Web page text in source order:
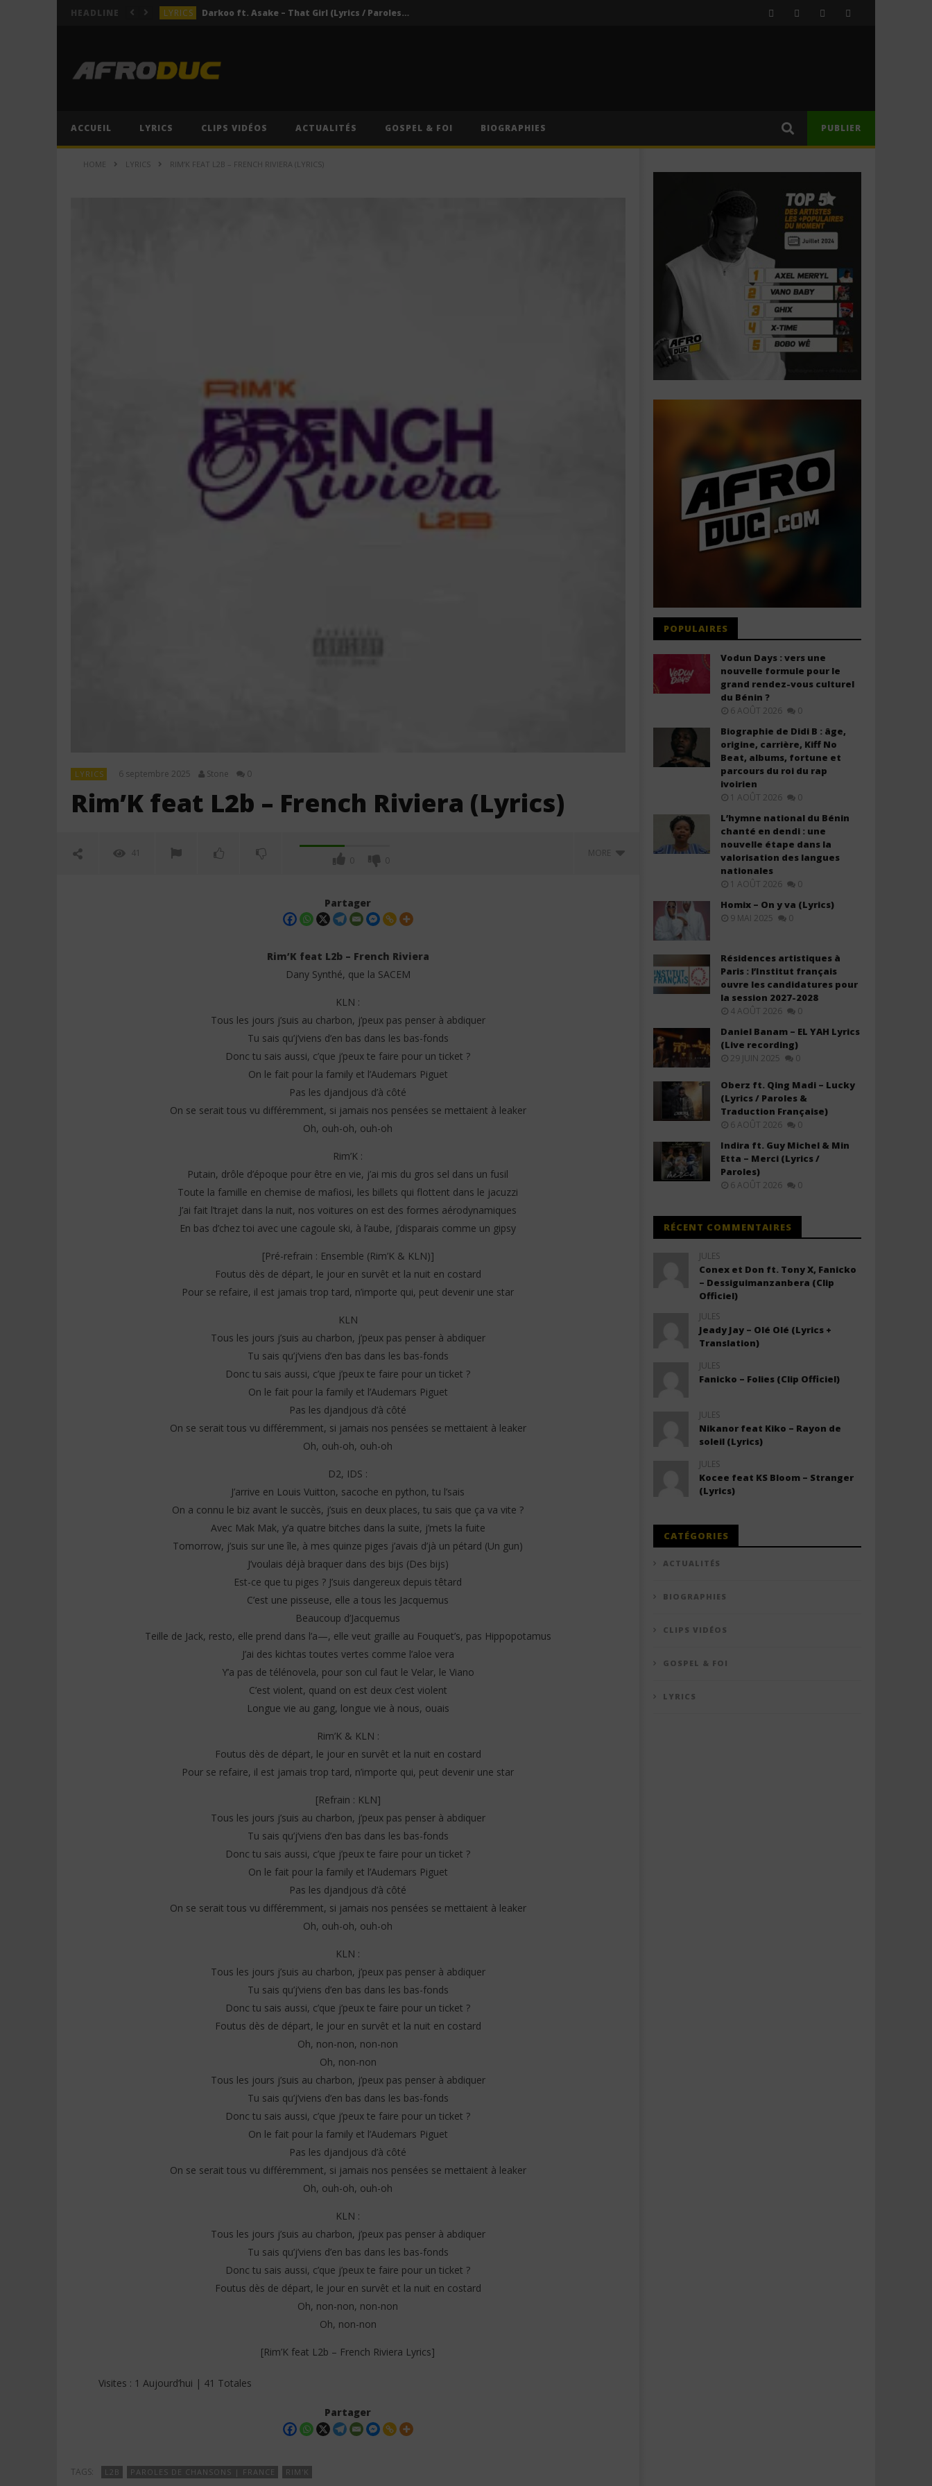
HEADLINE LYRICS Darkoo ft. Asake – That Girl (Lyrics / Paroles & Traduction Française)
ACTUALITÉS
LYRICS Darkoo ft. Asake – That Girl (Lyrics / Paroles & Traduction Française)
ACCUEIL LYRICS CLIPS VIDÉOS ACTUALITÉS GOSPEL & FOI BIOGRAPHIES PUBLIER
HOME LYRICS RIM’K FEAT L2B – FRENCH RIVIERA (LYRICS)
LYRICS 6 septembre 2025 Stone 0
Rim’K feat L2b – French Riviera (Lyrics)
41
0 0
MORE
Rim’K feat L2b – French Riviera
Jeady Jay – MAYAH (Lyrics /
Paroles)
6
septembre
2025
Stone
Davido ft. Aya Nakamura - Yaya
(Lyrics & Traduction)
6
septembre
2025
Olivier Cheuwa ft. Claudy Siar –
Ne Laisse Personne (Lyrics)
septembre
Black M ft. Ariel Sheney
2025
Stone
Partager
Rim’K feat L2b – French Riviera
Dany Synthé, que la SACEM
KLN :
Tous les jours j’suis au charbon, j’peux pas penser à abdiquer
Tu sais qu’j’viens d’en bas dans les bas-fonds
Donc tu sais aussi, c’que j’peux te faire pour un ticket ?
On le fait pour la family et l’Audemars Piguet
Pas les djandjous d’à côté
On se serait tous vu différemment, si jamais nos pensées se mettaient à leaker
Oh, ouh-oh, ouh-oh
Rim’K :
Putain, drôle d’époque pour être en vie, j’ai mis du gros sel dans un fusil
Toute la famille en chemise de mafiosi, les billets qui flottent dans le jacuzzi
J’ai fait l’trajet dans la nuit, nos voitures on est des formes aérodynamiques
En bas d’chez toi avec une cagoule ski, à l’aube, j’disparais comme un gipsy
[Pré-refrain : Ensemble (Rim’K & KLN)]
Foutus dès de départ, le jour en survêt et la nuit en costard
Pour se refaire, il est jamais trop tard, n’importe qui, peut devenir une star
KLN
Tous les jours j’suis au charbon, j’peux pas penser à abdiquer
Tu sais qu’j’viens d’en bas dans les bas-fonds
Donc tu sais aussi, c’que j’peux te faire pour un ticket ?
On le fait pour la family et l’Audemars Piguet
Pas les djandjous d’à côté
On se serait tous vu différemment, si jamais nos pensées se mettaient à leaker
Oh, ouh-oh, ouh-oh
D2, IDS :
J’arrive en Louis Vuitton, sacoche en python, tu l’sais
On a connu le biz avant le succès, j’suis en deux places, tu sais que ça va vite ?
Avec Mak Mak, y’a quatre bitches dans la suite, j’mets la fuite
Tomorrow, j’suis sur une île, à mes quinze piges j’avais d’jà un pétard (Un gun)
J’voulais déjà braquer dans des bijs (Des bijs)
Est-ce que tu piges ? J’suis dangereux depuis têtard
C’est une pisseuse, elle a tous les Jacquemus
Beaucoup d’Jacquemus
Teille de Jack, resto, elle prend dans l’a—, elle veut graille au Fouquet’s, pas Hippopotamus
J’ai des kichtas toutes vertes comme l’aloe vera
Y’a pas de télénovela, pour son cul faut le Velar, le Viano
C’est violent, quand on est deux c’est violent
Longue vie au gang, longue vie à nous, ouais
Rim’K & KLN :
Foutus dès de départ, le jour en survêt et la nuit en costard
Pour se refaire, il est jamais trop tard, n’importe qui, peut devenir une star
[Refrain : KLN]
Tous les jours j’suis au charbon, j’peux pas penser à abdiquer
Tu sais qu’j’viens d’en bas dans les bas-fonds
Donc tu sais aussi, c’que j’peux te faire pour un ticket ?
On le fait pour la family et l’Audemars Piguet
Pas les djandjous d’à côté
On se serait tous vu différemment, si jamais nos pensées se mettaient à leaker
Oh, ouh-oh, ouh-oh
KLN :
Tous les jours j’suis au charbon, j’peux pas penser à abdiquer
Tu sais qu’j’viens d’en bas dans les bas-fonds
Donc tu sais aussi, c’que j’peux te faire pour un ticket ?
Foutus dès de départ, le jour en survêt et la nuit en costard
Oh, non-non, non-non
Oh, non-non
Tous les jours j’suis au charbon, j’peux pas penser à abdiquer
Tu sais qu’j’viens d’en bas dans les bas-fonds
Donc tu sais aussi, c’que j’peux te faire pour un ticket ?
On le fait pour la family et l’Audemars Piguet
Pas les djandjous d’à côté
On se serait tous vu différemment, si jamais nos pensées se mettaient à leaker
Oh, ouh-oh, ouh-oh
KLN :
Tous les jours j’suis au charbon, j’peux pas penser à abdiquer
Tu sais qu’j’viens d’en bas dans les bas-fonds
Donc tu sais aussi, c’que j’peux te faire pour un ticket ?
Foutus dès de départ, le jour en survêt et la nuit en costard
Oh, non-non, non-non
Oh, non-non
[Rim’K feat L2b – French Riviera Lyrics]
Visites : 1 Aujourd’hui | 41 Totales
Partager
TAGS: L2B PAROLES DE CHANSONS | FRANCE RIM'K
POPULAIRES
Vodun Days : vers une
nouvelle formule pour le
grand rendez-vous culturel
du Bénin ?
6 AOÛT 2026 0
Biographie de Didi B : âge,
origine, carrière, Kiff No
Beat, albums, fortune et
parcours du roi du rap
ivoirien
1 AOÛT 2026 0
L’hymne national du Bénin
chanté en dendi : une
nouvelle étape dans la
valorisation des langues
nationales
1 AOÛT 2026 0
Homix – On y va (Lyrics)
9 MAI 2025 0
Résidences artistiques à
Paris : l’Institut français
ouvre les candidatures pour
la session 2027-2028
4 AOÛT 2026 0
Daniel Banam – EL YAH Lyrics
(Live recording)
29 JUIN 2025 0
Oberz ft. Qing Madi – Lucky
(Lyrics / Paroles &
Traduction Française)
6 AOÛT 2026 0
Indira ft. Guy Michel & Min
Etta – Merci (Lyrics /
Paroles)
6 AOÛT 2026 0
RÉCENT COMMENTAIRES
JULES
Conex et Don ft. Tony X, Fanicko
– Dessiguimanzanbera (Clip
Officiel)
JULES
Jeady Jay – Olé Olé (Lyrics +
Translation)
JULES
Fanicko – Folies (Clip Officiel)
JULES
Nikanor feat Kiko – Rayon de
soleil (Lyrics)
JULES
Kocee feat KS Bloom – Stranger
(Lyrics)
CATÉGORIES
ACTUALITÉS
BIOGRAPHIES
CLIPS VIDÉOS
GOSPEL & FOI
LYRICS